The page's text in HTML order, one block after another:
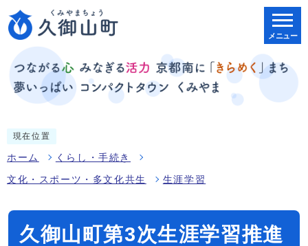
メニュー
現在位置
ホーム くらし・手続き
文化・スポーツ・多文化共生 生涯学習
久御山町第3次生涯学習推進